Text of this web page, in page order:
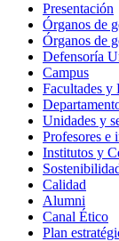
Presentación
Órganos de
Órganos de
Defensoría
Campus
Facultades y
Unidades y
Profesores e
Institutos y
Calidad
Alumni
Canal Ético
Plan